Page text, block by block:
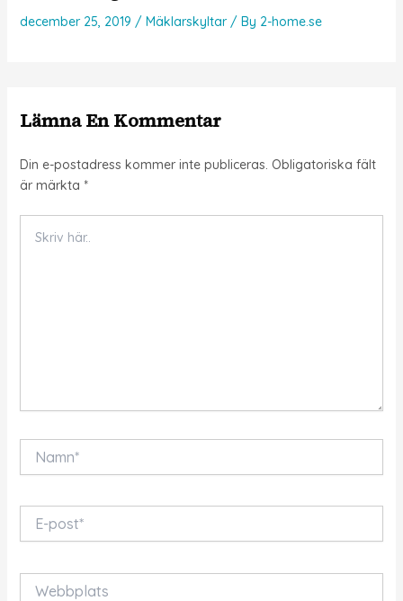
december 25, 2019 / Mäklarskyltar/ By 2-home.se
Lämna En Kommentar
Din e-postadress kommer inte publiceras. Obligatoriska fält
är märkta *
här..
post*
Webbplats